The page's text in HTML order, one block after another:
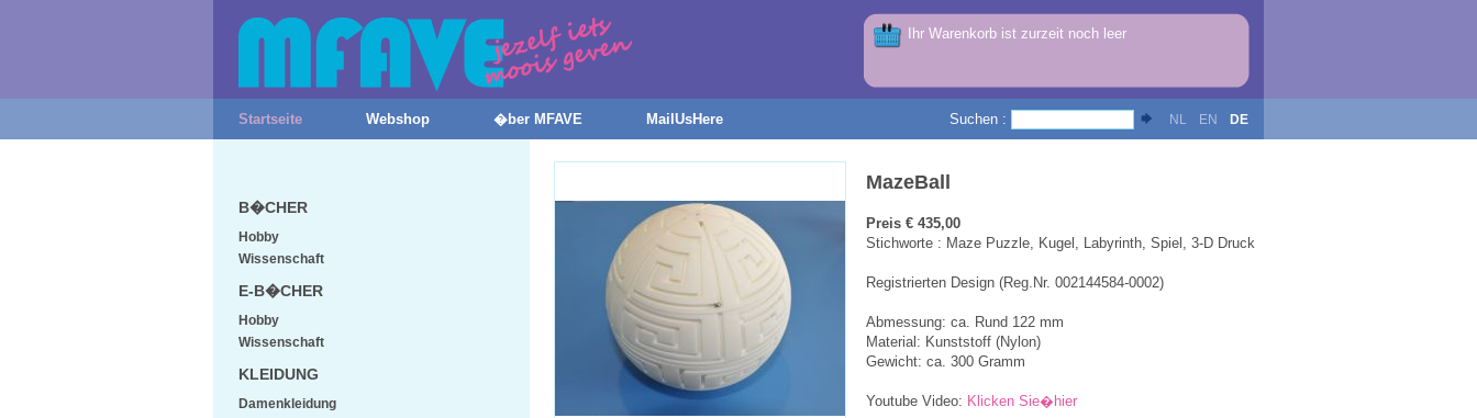
Ihr Warenkorb ist zurzeit noch leer
Startseite Webshop �ber MFAVE MailUsHere NL EN DE
Suchen :
MazeBall
Preis € 435,00
Stichworte : Maze Puzzle, Kugel, Labyrinth, Spiel, 3-D Druck
Registrierten Design (Reg.Nr. 002144584-0002)
Abmessung: ca. Rund 122 mm
Material: Kunststoff (Nylon)
Gewicht: ca. 300 Gramm
Youtube Video: Klicken Sie�hier
B�CHER
Hobby
Wissenschaft
E-B�CHER
Hobby
Wissenschaft
KLEIDUNG
Damenkleidung